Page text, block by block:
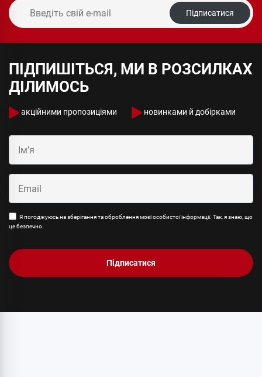
Підписатися
ПІДПИШІТЬСЯ, МИ В РОЗСИЛКАХ
ДІЛИМОСЬ
акційними пропозиціями новинками й добірками
Я погоджуюсь на зберігання та оброблення моєї особистої інформації. Так, я знаю, що
це безпечно.
Підписатися